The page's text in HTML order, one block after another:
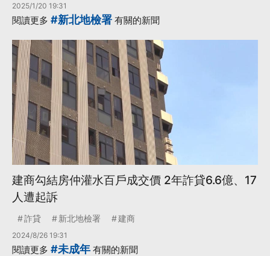
2025/1/20 19:31
閱讀更多 #新北地檢署 有關的新聞
建商勾結房仲灌水百戶成交價 2年詐貸6.6億、17
人遭起訴
詐貸 新北地檢署 建商
2024/8/26 19:31
閱讀更多 #未成年 有關的新聞